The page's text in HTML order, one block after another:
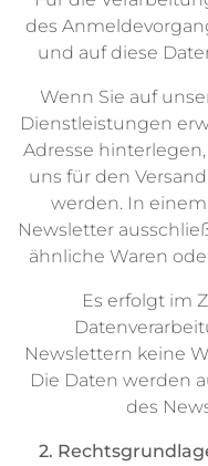
des
und auf diese
Wenn Sie auf
Dienstleistungen
Adresse
uns für den
werden. In
Newsletter
ähnliche Waren
Es erfolgt im
Newslettern keine
Die Daten werden
des
2.